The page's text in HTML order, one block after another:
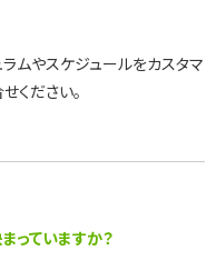
ムやスケジュールをカスタマ
ください。
っていますか？